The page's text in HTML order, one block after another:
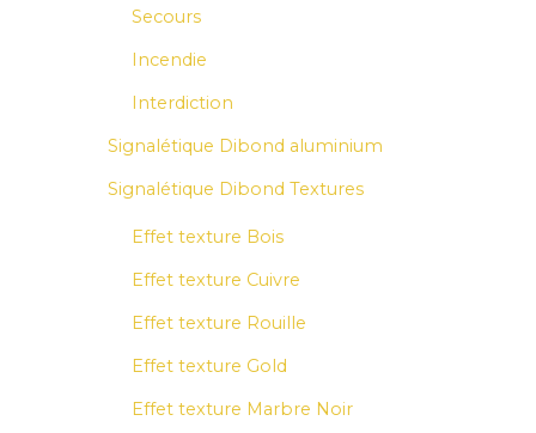
Secours
Incendie
Interdiction
Signalétique Dibond aluminium
Signalétique Dibond Textures
Effet texture Bois
Effet texture Cuivre
Effet texture Rouille
Effet texture Gold
Effet texture Marbre Noir